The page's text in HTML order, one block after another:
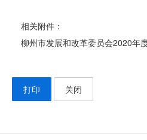
相关附件：
柳州市发展和改革委员会2020年
打印 关闭